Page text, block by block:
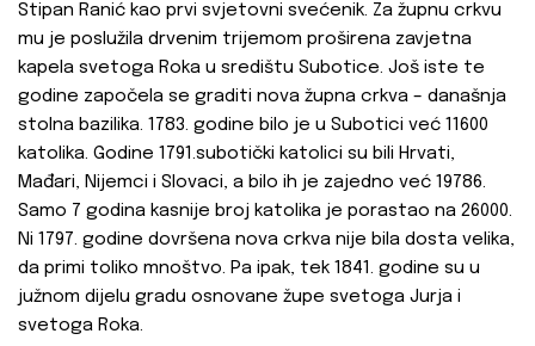
Stipan Ranić kao prvi svjetovni svećenik. Za župnu crkvu
mu je poslužila drvenim trijemom proširena zavjetna
kapela svetoga Roka u središtu Subotice. Još iste te
godine započela se graditi nova župna crkva – današnja
stolna bazilika. 1783. godine bilo je u Subotici već 11600
katolika. Godine 1791.subotički katolici su bili Hrvati,
Mađari, Nijemci i Slovaci, a bilo ih je zajedno već 19786.
Samo 7 godina kasnije broj katolika je porastao na 26000.
Ni 1797. godine dovršena nova crkva nije bila dosta velika,
da primi toliko mnoštvo. Pa ipak, tek 1841. godine su u
južnom dijelu gradu osnovane župe svetoga Jurja i
svetoga Roka.